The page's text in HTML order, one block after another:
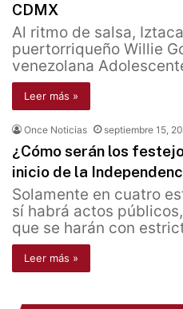
CDMX
Al ritmo de salsa,
puertorriqueño Willie
venezolana
Leer más »
Once Noticias septiembre 15,
¿Cómo serán los
inicio de la
Solamente en cuatro
sí habrá actos
que se harán con
Leer más »